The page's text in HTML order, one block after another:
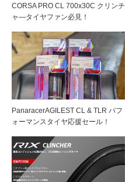
CORSA PRO CL 700x30C クリンチ
ャ―タイヤファン必見！
PanaracerAGILEST CL & TLR パフ
ォーマンスタイヤ応援セール！